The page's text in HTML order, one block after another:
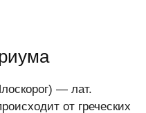
— лат.
от греческих